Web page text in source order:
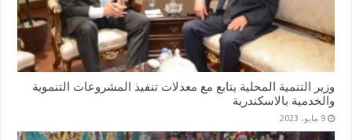
وزير التنمية المحلية يتابع مع معدلات تنفيذ المشروعات التنموية
والخدمية بالاسكندرية
9 مايو، 2023